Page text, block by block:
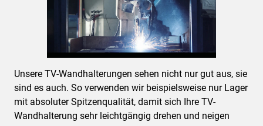
Unsere TV-Wandhalterungen sehen nicht nur gut aus, sie
sind es auch. So verwenden wir beispielsweise nur Lager
mit absoluter Spitzenqualität, damit sich Ihre TV-
Wandhalterung sehr leichtgängig drehen und neigen